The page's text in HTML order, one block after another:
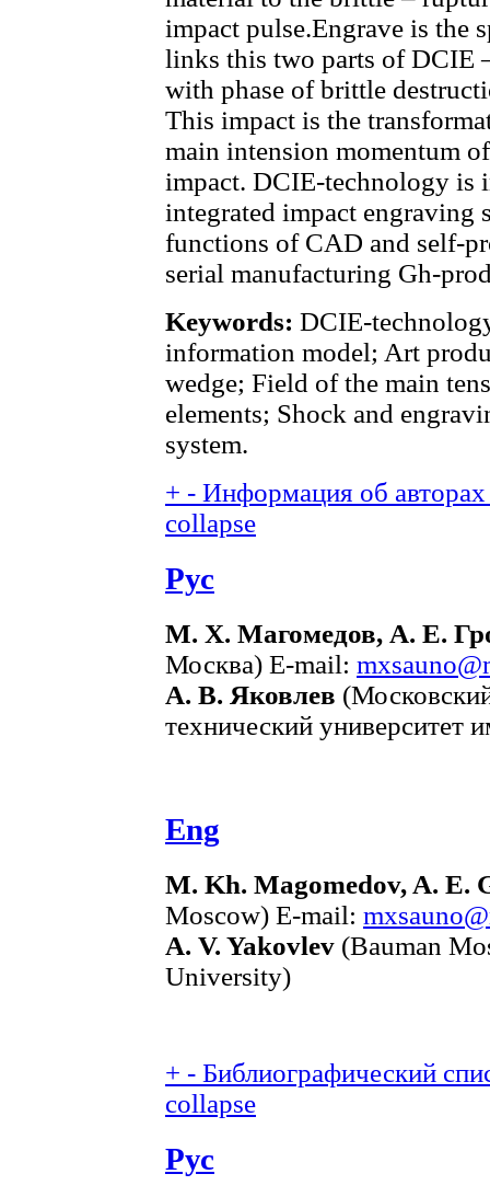
impact pulse.Engrave is the
links this two parts of DCIE
with phase of brittle
This impact is the
main intension momentum
impact. DCIE-technology is
integrated impact engraving
functions of CAD and self-
serial manufacturing Gh-
Keywords: DCIE-
information model; Art
wedge; Field of the main
elements; Shock and
system.
+ - Информация об
collapse
Рус
М. Х. Магомедов, А. Е.
Москва) E-mail:
А. В. Яковлев
технический университет
Eng
M. Kh. Magomedov, A. E.
Moscow) E-mail:
A. V. Yakovlev (Bauman
University)
+ - Библиографический
collapse
Рус